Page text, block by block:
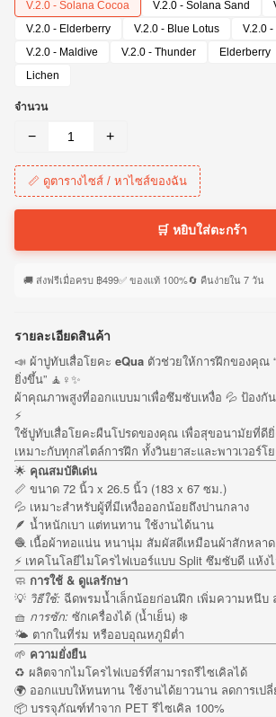
V.2.0 - Solana Cocoa V.2.0 - Solana Sand
V.2.0 - Elderberry
V.2.0 - Blue Lotus
V.2.0
V.2.0 - Maldive
V.2.0 - Thunder Elderberry
Lichen
จำนวน
− +
📏 ดูตารางไซส์ / หาไซส์ของฉัน
🛒 หยิบใส่ตะกร้า
🚚 ส่งฟรีเมื่อครบ ฿499✅ ของแท้ 100%🔄 คืนง่ายใน 7 วัน
รายละเอียดสินค้า
📣 ผ้าปูทับเสื่อโยคะ eQua ตัวช่วยให้การฝึกของคุณ
ยิ่งขึ้น” 🧘♀️✨
ผ้าคุณภาพสูงที่ออกแบบมาเพื่อซึมซับเหงื่อ 💦 ป้องกัน
⚡
ใช้ปูทับเสื่อโยคะผืนโปรดของคุณ เพื่อสุขอนามัยที่ดี
เหมาะกับทุกสไตล์การฝึก ทั้งวินยาสะและพาวเวอร์โ
🌟 คุณสมบัติเด่น
📏 ขนาด 72 นิ้ว x 26.5 นิ้ว (183 x 67 ซม.)
💦 เหมาะสำหรับผู้ที่มีเหงื่อออกน้อยถึงปานกลาง
🪶 น้ำหนักเบา แต่ทนทาน ใช้งานได้นาน
🧶 เนื้อผ้าทอแน่น หนานุ่ม สัมผัสดีเหมือนผ้าสักหลาด
⚡ เทคโนโลยีไมโครไฟเบอร์แบบ Split ซึมซับดี แห้งไ
🧼 การใช้ & ดูแลรักษา
💡 วิธีใช้: ฉีดพรมน้ำเล็กน้อยก่อนฝึก เพิ่มความหนึบ
🧺 การซัก: ซักเครื่องได้ (น้ำเย็น) ❄️
🌤️ ตากในที่ร่ม หรืออบอุณหภูมิต่ำ
🌱 ความยั่งยืน
♻️ ผลิตจากไมโครไฟเบอร์ที่สามารถรีไซเคิลได้
🌍 ออกแบบให้ทนทาน ใช้งานได้ยาวนาน ลดการเป
📦 บรรจุภัณฑ์ทำจาก PET รีไซเคิล 100%